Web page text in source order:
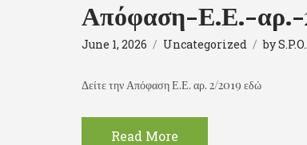
Απόφαση-Ε.Ε.-
June 1, 2026 Uncategorized by
Δείτε την Απόφαση Ε.Ε. αρ. 2/2019 εδώ
Read More